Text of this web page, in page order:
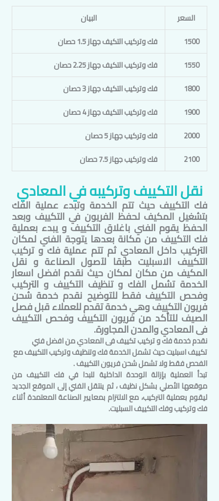
السعر
البيان
1500
فك وتركيب التكيف جهاز 1.5 حصان
1550
فك وتركيب التكيف جهاز 2.25 حصان
1800
فك وتركيب التكيف جهاز 3 حصان
1900
فك وتركيب التكيف جهاز 4 حصان
2000
فك وتركيب جهاز 5 حصان
2100
فك وتركيب جهاز 7.5 حصان
نقل التكييف وتركيبه فيالمعادي
فك التكييف حيث تتم الخدمة وتبدء عملية الفك
بتشغيل المكيف لحفظ الفريون في التكييف وبعد
الحفظ يقوم الفني باغلاق التكييف و يبدء بعملية
فك التكييف من مكانة بعدها يتوجة الفني لمكان
التركيب داخلالمعادي ثم تتم عملية فك و تركيب
التكييف الاسبليت طبقا لآصول الصناعة و نقل
المكيف من مكان لمكان حيث نقدم افضل اسعار
الخدمة تشمل الفك و تنظيف التكييف و التركيب
وفحص التكييف فقط للتوضيح نقدم خدمة شحن
فريون التكييف وهي خدمة تقدم للعملاء قبل فصل
الصيف للتأكد من فريون التكييف وفحص التكييف
فىالمعاديوالمدن المجاورة.
نقدم خدمة فك و تركيب تكييف فىالمعاديمن افضل فني
تكييف اسبليت حيث تشمل الخدمة فك وتنظيف وتركيب التكييف مع
الفحص فقط ولا تشمل شحن فريون التكييف .
تبدأ العملية بإزالة الوحدة الداخلية للبدا في فك التكييف من
موقعها الأصلي بشكل نظيف ، ثم ينتقل الفني إلى الموقع الجديد
ليقوم بعملية التركيب، مع الالتزام بمعايير الصناعة المعتمدة أثناء
فك وتركيب وفك التكييف السبليت.